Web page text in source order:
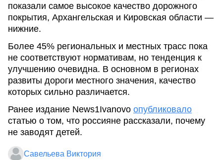
показали самое высокое качество дорожного
покрытия, Архангельская и Кировская области —
нижние.
Более 45% региональных и местных трасс пока
не соответствуют нормативам, но тенденция к
улучшению очевидна. В основном в регионах
развиты дороги местного значения, качество
которых сильно различается.
Ранее издание News1Ivanovo опубликовало
статью о том, что россияне рассказали, почему
не заводят детей.
Савельева Виктория